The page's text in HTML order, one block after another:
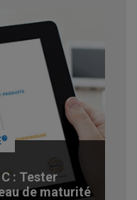
®
: Tester
de maturité